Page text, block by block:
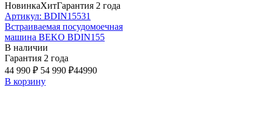
НовинкаХитГарантия 2 года
Артикул: BDIN15531
Встраиваемая посудомоечная
машина BEKO BDIN155
В наличии
Гарантия 2 года
44 990 ₽ 54 990 ₽44990
В корзину